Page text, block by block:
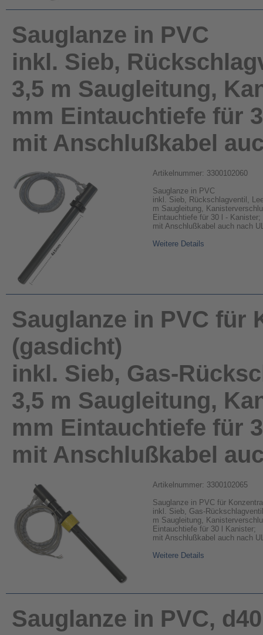
Sauglanze in PVC
inkl. Sieb,
3,5 m Saugleitung,
mm Eintauchtiefe für
mit Anschlußkabel
Artikelnummer: 3300102060
Sauglanze in PVC
inkl. Sieb, Rückschlagventil,
m Saugleitung,
Eintauchtiefe für 30 l - Kanister;
mit Anschlußkabel auch nach
Weitere Details
Sauglanze in PVC für
(gasdicht)
inkl. Sieb, Gas-
3,5 m Saugleitung,
mm Eintauchtiefe für
mit Anschlußkabel
Artikelnummer: 3300102065
Sauglanze in PVC für
inkl. Sieb, Gas-
m Saugleitung,
Eintauchtiefe für 30 l Kanister;
mit Anschlußkabel auch nach
Weitere Details
Sauglanze in PVC,